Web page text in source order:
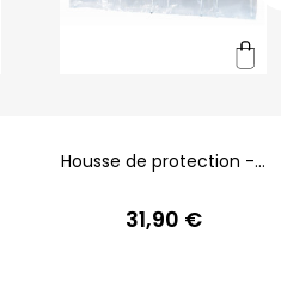
Housse de protection -...
31,90 €